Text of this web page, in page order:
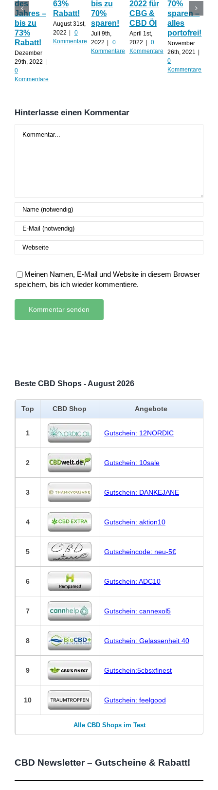
des
Jahres –
bis zu
73%
Rabatt!
Dezember
29th, 2022 |
0
Kommentare
63%
Rabatt!
August 31st,
2022 |
0
Kommentare
bis zu
70%
sparen!
Juli 9th,
2022 |
0
Kommentare
2022 für
CBG &
CBD Öl
April 1st,
2022 |
0
Kommentare
70%
sparen –
alles
portofrei!
November
26th, 2021
|
0
Kommentare
Hinterlasse einen Kommentar
Meinen Namen, E-Mail und Website in diesem Browser
speichern, bis ich wieder kommentiere.
Beste CBD Shops - August 2026
Top CBD Shop Angebote
1 Gutschein: 12NORDIC
2 Gutschein: 10sale
3 Gutschein: DANKEJANE
4 Gutschein: aktion10
5 Gutscheincode: neu-5€
6 Gutschein: ADC10
7 Gutschein: cannexol5
8 Gutschein: Gelassenheit 40
9 Gutschein:5cbsxfinest
10 Gutschein: feelgood
Alle CBD Shops im Test
CBD Newsletter – Gutscheine & Rabatt!